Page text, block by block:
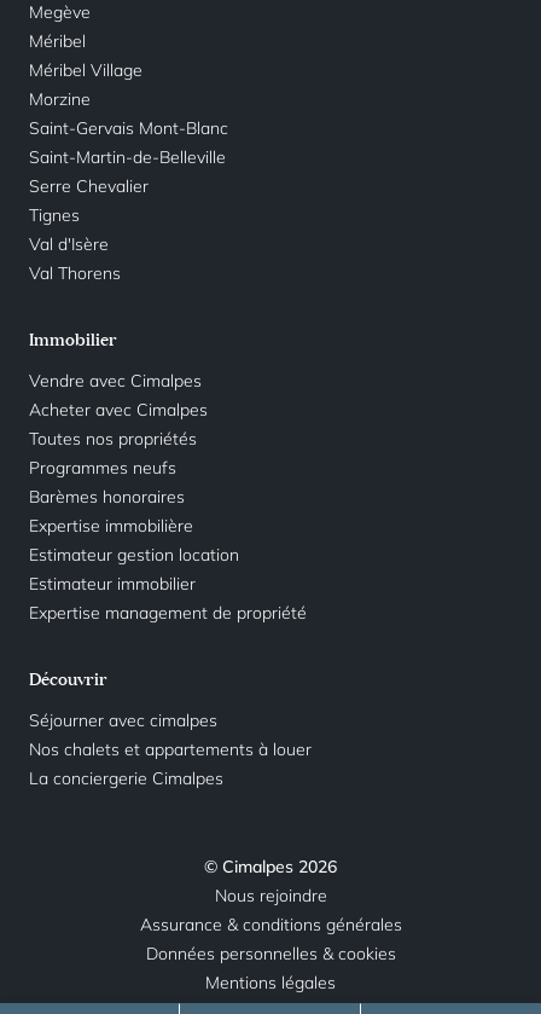
Megève
Méribel
Méribel Village
Morzine
Saint-Gervais Mont-Blanc
Saint-Martin-de-Belleville
Serre Chevalier
Tignes
Val d'Isère
Val Thorens
Immobilier
Vendre avec Cimalpes
Acheter avec Cimalpes
Toutes nos propriétés
Programmes neufs
Barèmes honoraires
Expertise immobilière
Estimateur gestion location
Estimateur immobilier
Expertise management de propriété
Découvrir
Séjourner avec cimalpes
Nos chalets et appartements à louer
La conciergerie Cimalpes
© Cimalpes 2026
Nous rejoindre
Assurance & conditions générales
Données personnelles & cookies
Mentions légales